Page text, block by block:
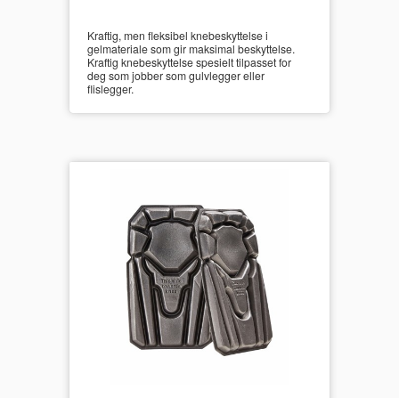
Kraftig, men fleksibel knebeskyttelse i
gelmateriale som gir maksimal beskyttelse.
Kraftig knebeskyttelse spesielt tilpasset for
deg som jobber som gulvlegger eller
flislegger.